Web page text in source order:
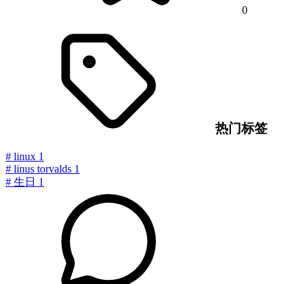
0
热门标签
# linux 1
# linus torvalds 1
# 生日 1